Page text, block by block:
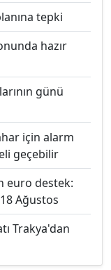
tepki
hazır
günü
için alarm
geçebilir
euro destek:
Ağustos
Trakya'dan